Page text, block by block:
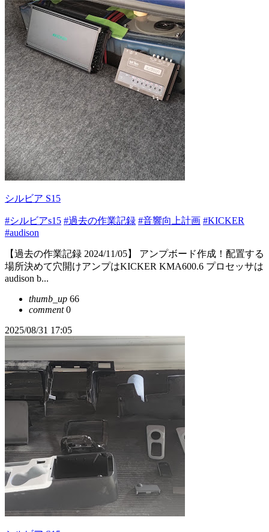
シルビア S15
#シルビアs15 #過去の作業記録 #音響向上計画 #KICKER
#audison
【過去の作業記録 2024/11/05】 アンプボード作成！配置する
場所決めて穴開けアンプはKICKER KMA600.6 プロセッサは
audison b...
thumb_up 66
comment0
2025/08/31 17:05